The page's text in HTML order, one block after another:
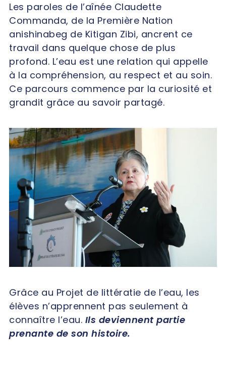
Les paroles de l’aînée Claudette
Commanda, de la Première Nation
anishinabeg de Kitigan Zibi, ancrent ce
travail dans quelque chose de plus
profond. L’eau est une relation qui appelle
à la compréhension, au respect et au soin.
Ce parcours commence par la curiosité et
grandit grâce au savoir partagé.
Grâce au Projet de littératie de l’eau, les
élèves n’apprennent pas seulement à
connaître l’eau. Ils deviennent partie
prenante de son histoire.